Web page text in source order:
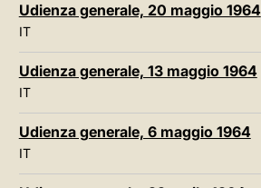
Udienza generale, 20 maggio 1964
IT
Udienza generale, 13 maggio 1964
IT
Udienza generale, 6 maggio 1964
IT